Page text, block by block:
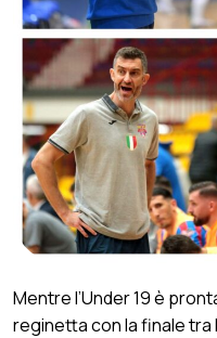
Mentre l’Under 19 è
reginetta con la finale tra